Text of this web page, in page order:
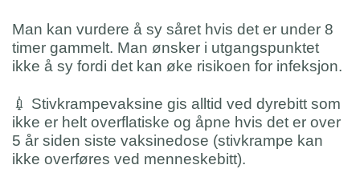
Man kan vurdere å sy såret hvis det er under 8
timer gammelt. Man ønsker i utgangspunktet
ikke å sy fordi det kan øke risikoen for infeksjon.
💉 Stivkrampevaksine gis alltid ved dyrebitt som
ikke er helt overflatiske og åpne hvis det er over
5 år siden siste vaksinedose (stivkrampe kan
ikke overføres ved menneskebitt).